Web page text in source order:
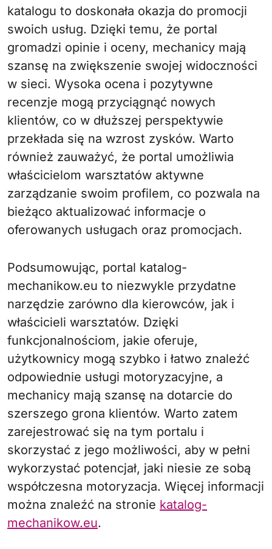
katalogu to doskonała okazja do promocji
swoich usług. Dzięki temu, że portal
gromadzi opinie i oceny, mechanicy mają
szansę na zwiększenie swojej widoczności
w sieci. Wysoka ocena i pozytywne
recenzje mogą przyciągnąć nowych
klientów, co w dłuższej perspektywie
przekłada się na wzrost zysków. Warto
również zauważyć, że portal umożliwia
właścicielom warsztatów aktywne
zarządzanie swoim profilem, co pozwala na
bieżąco aktualizować informacje o
oferowanych usługach oraz promocjach.
Podsumowując, portal katalog-
mechanikow.eu to niezwykle przydatne
narzędzie zarówno dla kierowców, jak i
właścicieli warsztatów. Dzięki
funkcjonalnościom, jakie oferuje,
użytkownicy mogą szybko i łatwo znaleźć
odpowiednie usługi motoryzacyjne, a
mechanicy mają szansę na dotarcie do
szerszego grona klientów. Warto zatem
zarejestrować się na tym portalu i
skorzystać z jego możliwości, aby w pełni
wykorzystać potencjał, jaki niesie ze sobą
współczesna motoryzacja. Więcej informacji
można znaleźć na stronie katalog-
mechanikow.eu.